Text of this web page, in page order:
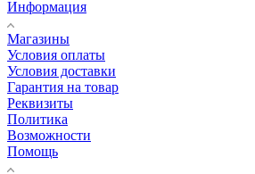
Информация
Магазины
Условия оплаты
Условия доставки
Гарантия на товар
Реквизиты
Политика
Возможности
Помощь